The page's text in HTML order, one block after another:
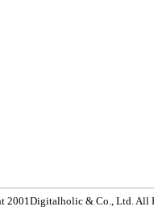
2001Digitalholic & Co., Ltd. All